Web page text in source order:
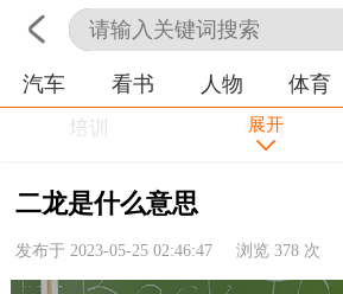
首页 科技 生活
汽车 看书 人物 体育
培训 学习
农业
健康
历史
展开
二龙是什么意思
发布于 2023-05-25 02:46:47 浏览378 次